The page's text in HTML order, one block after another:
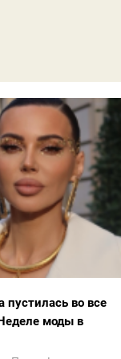
пустилась во все
моды в